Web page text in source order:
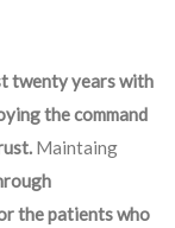
twenty years with
the command
Maintaing
the patients who